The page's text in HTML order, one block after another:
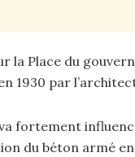
la Place du
1930 par
fortement
du béton armé